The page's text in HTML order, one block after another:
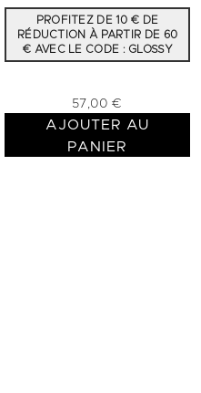
PROFITEZ DE 10 € DE
RÉDUCTION À PARTIR DE 60
€ AVEC LE CODE : GLOSSY
57,00 €
AJOUTER AU
PANIER